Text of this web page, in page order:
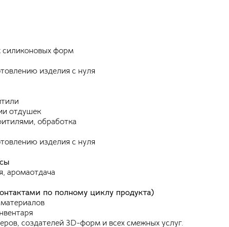
силиконовых форм
изделия с нуля
отдушек
обработка
изделия с нуля
аромаотдача
по полному циклу продукта)
создателей 3D-форм и всех смежных услуг.
ваших магазинах
и предметы декора — это трендовые продукты с
требуется 2-3 дня.
новый способ продаж своих товаров через
(Ozon и Wildberries)